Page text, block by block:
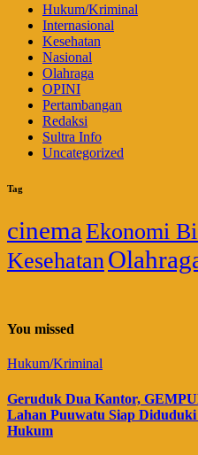
Hukum/Kriminal
Internasional
Kesehatan
Nasional
Olahraga
OPINI
Pertambangan
Redaksi
Sultra Info
Uncategorized
Tag
cinema Ekonomi
Kesehatan
You missed
Hukum/Kriminal
Geruduk Dua Kantor,
Lahan Puuwatu Siap
Hukum